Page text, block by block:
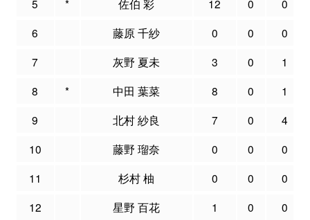
5 * 佐伯 彩 12 0
0
6
藤原 千紗 0 0
0
7
灰野 夏未 3 0
1
8
* 中田 葉菜 8 0
1
9
北村 紗良 7 0
4
10
藤野 瑠奈 0 0
0
11
杉村 柚 0 0
0
12
星野 百花 1 0
0